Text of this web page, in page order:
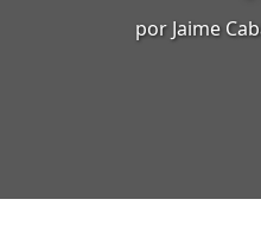
por Jaime